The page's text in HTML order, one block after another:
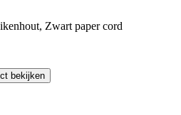
Zwart paper cord
bekijken